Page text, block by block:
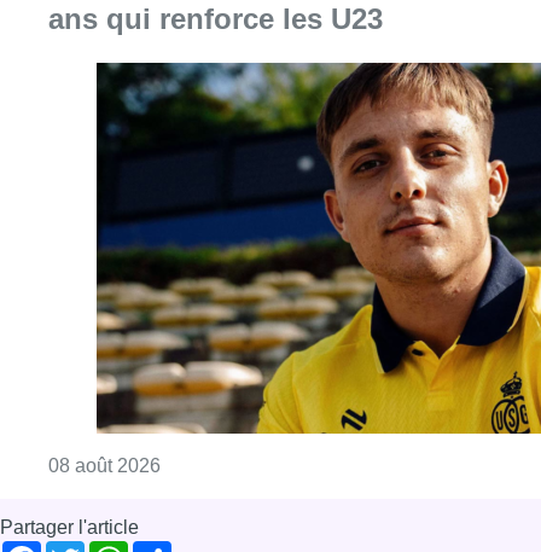
ans qui renforce les U23
08 août 2026
Partager l'article